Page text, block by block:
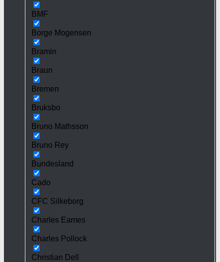
BMF
Borge Mogensen
Bramin
Braun
Bremen
Bruksbo
Bruno Mathsson
Bruno Rey
Bundesland
Cado
CFC Silkeborg
Charles Eames
Charles Pollock
Christian Dell